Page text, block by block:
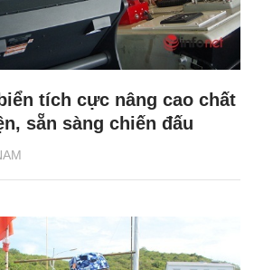
tích cực nâng cao chất
sẵn sàng chiến đấu